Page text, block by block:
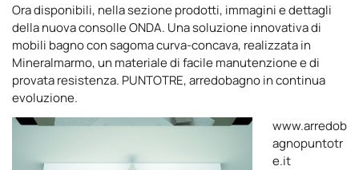
Ora disponibili, nella sezioneprodotti, immagini e dettagli
della nuova consolleONDA. Una soluzione innovativa di
mobili bagno con sagoma curva-concava, realizzata in
Mineralmarmo, un materiale di facile manutenzione e di
provata resistenza. PUNTOTRE, arredobagno in continua
evoluzione.
www.arredob
agnopuntotr
e.it